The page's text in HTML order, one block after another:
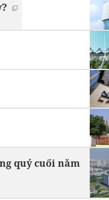
quý cuối năm